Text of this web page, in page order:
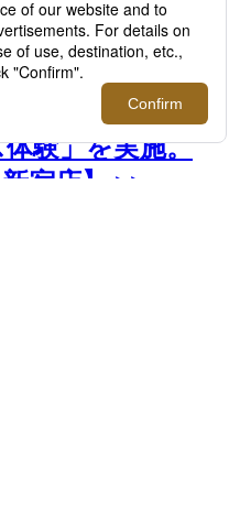
スブランド＜パ
＞がポップアッ
「香りによるウ
験」を実施。
宿店】 >>